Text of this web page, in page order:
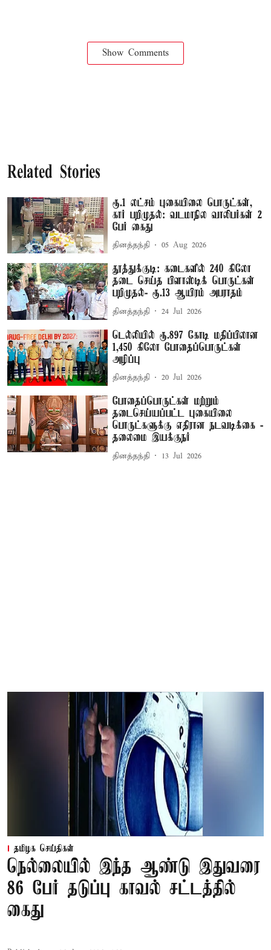
Show Comments
Related Stories
ரூ.1 லட்சம் புகையிலை பொருட்கள்,
கார் பறிமுதல்: வடமாநில வாலிபர்கள் 2
பேர் கைது
தினத்தந்தி 05 Aug 2026
தூத்துக்குடி: கடைகளில் 240 கிலோ
தடை செய்த பிளாஸ்டிக் பொருட்கள்
பறிமுதல்- ரூ.13 ஆயிரம் அபராதம்
தினத்தந்தி 24 Jul 2026
டெல்லியில் ரூ.897 கோடி மதிப்பிலான
1,450 கிலோ போதைப்பொருட்கள்
அழிப்பு
தினத்தந்தி 20 Jul 2026
போதைப்பொருட்கள் மற்றும்
தடைசெய்யப்பட்ட புகையிலை
பொருட்களுக்கு எதிரான நடவடிக்கை -
தலைமை இயக்குநர்
தினத்தந்தி 13 Jul 2026
தமிழக செய்திகள்
நெல்லையில் இந்த ஆண்டு இதுவரை
86 பேர் தடுப்பு காவல் சட்டத்தில்
கைது